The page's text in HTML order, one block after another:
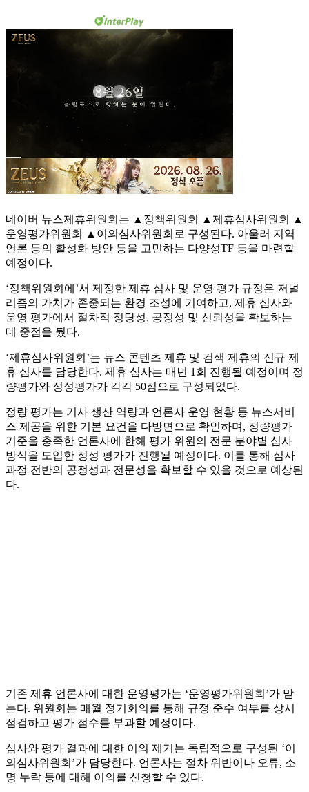
네이버 뉴스제휴위원회는 ▲정책위원회 ▲제휴심사위원회 ▲
운영평가위원회 ▲이의심사위원회로 구성된다. 아울러 지역
언론 등의 활성화 방안 등을 고민하는 다양성TF 등을 마련할
예정이다.
‘정책위원회에’서 제정한 제휴 심사 및 운영 평가 규정은 저널
리즘의 가치가 존중되는 환경 조성에 기여하고, 제휴 심사와
운영 평가에서 절차적 정당성, 공정성 및 신뢰성을 확보하는
데 중점을 뒀다.
‘제휴심사위원회’는 뉴스 콘텐츠 제휴 및 검색 제휴의 신규 제
휴 심사를 담당한다. 제휴 심사는 매년 1회 진행될 예정이며 정
량평가와 정성평가가 각각 50점으로 구성되었다.
정량 평가는 기사 생산 역량과 언론사 운영 현황 등 뉴스서비
스 제공을 위한 기본 요건을 다방면으로 확인하며, 정량평가
기준을 충족한 언론사에 한해 평가 위원의 전문 분야별 심사
방식을 도입한 정성 평가가 진행될 예정이다. 이를 통해 심사
과정 전반의 공정성과 전문성을 확보할 수 있을 것으로 예상된
다.
기존 제휴 언론사에 대한 운영평가는 ‘운영평가위원회’가 맡
는다. 위원회는 매월 정기회의를 통해 규정 준수 여부를 상시
점검하고 평가 점수를 부과할 예정이다.
심사와 평가 결과에 대한 이의 제기는 독립적으로 구성된 ‘이
의심사위원회’가 담당한다. 언론사는 절차 위반이나 오류, 소
명 누락 등에 대해 이의를 신청할 수 있다.